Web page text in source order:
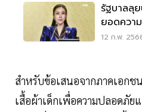
รัฐบาลลุ
ยอดควา
ล้าน
12 ก.พ.
สำหรับข้อเสนอจากภาคเอกช
เสื้อผ้าเด็กเพื่อความปลอดภัย